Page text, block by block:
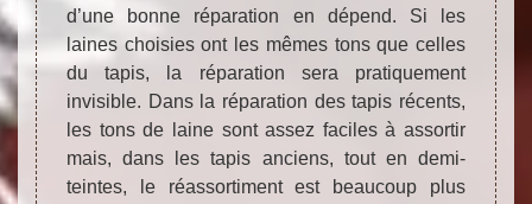
d’une bonne réparation en dépend. Si les
laines choisies ont les mêmes tons que celles
du tapis, la réparation sera pratiquement
invisible. Dans la réparation des tapis récents,
les tons de laine sont assez faciles à assortir
mais, dans les tapis anciens, tout en demi-
teintes, le réassortiment est beaucoup plus